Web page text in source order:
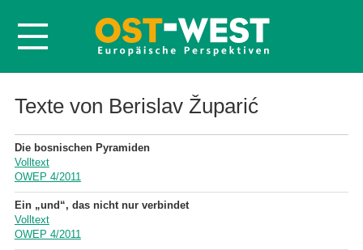
Startseite
Volltexte
Probeheft
Nachbestellen
Abonnieren
Texte von Berislav Župarić
Die bosnischen Pyramiden
Volltext
OWEP 4/2011
Ein „und“, das nicht nur verbindet
Volltext
OWEP 4/2011